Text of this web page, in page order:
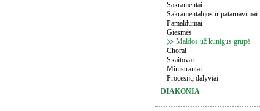
Sakramentai
Sakramentalijos ir patarnavimai
Pamaldumai
Giesmės
Maldos už kunigus grupė
Chorai
Skaitovai
Ministrantai
Procesijų dalyviai
DIAKONIA